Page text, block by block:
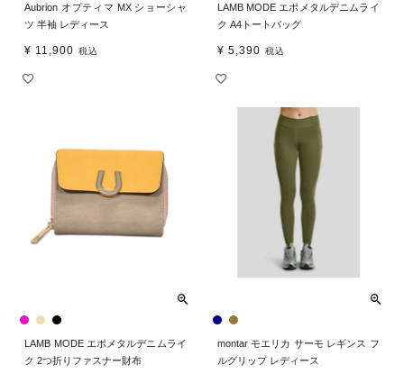
Aubrion オプティマ MX ショーシャ
ツ 半袖 レディース
¥ 11,900 税込
LAMB MODE エポメタルデニムライ
ク A4トートバッグ
¥ 5,390 税込
LAMB MODE エポメタルデニムライ
ク 2つ折りファスナー財布
montar モエリカ サーモ レギンス フ
ルグリップ レディース